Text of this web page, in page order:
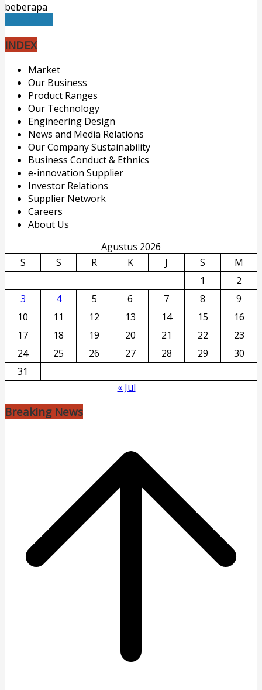
beberapa
INDEX
Market
Our Business
Product Ranges
Our Technology
Engineering Design
News and Media Relations
Our Company Sustainability
Business Conduct & Ethnics
e-innovation Supplier
Investor Relations
Supplier Network
Careers
About Us
Agustus 2026
S
S R K J S
M
1
2
3
4 5 6 7 8
9
10
11 12 13 14 15
16
17
18 19 20 21 22
23
24
25 26 27 28 29
30
31
« Jul
Breaking News